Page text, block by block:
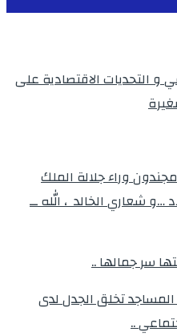
و التحديات الاقتصادية على
وراء جلالة الملك
شعاري الخالد ، الله ــ
سر جمالها ..
تخلق الجدل لدى
..